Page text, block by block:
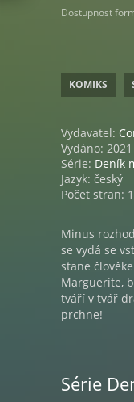
Dostupnost
KOMIKS
Vydavatel:
Vydáno: 2021
Série: Deník
Jazyk: český
Počet stran:
Minus
se vydá se
stane
Marguerite,
tváří v tvář
prchne!
Série